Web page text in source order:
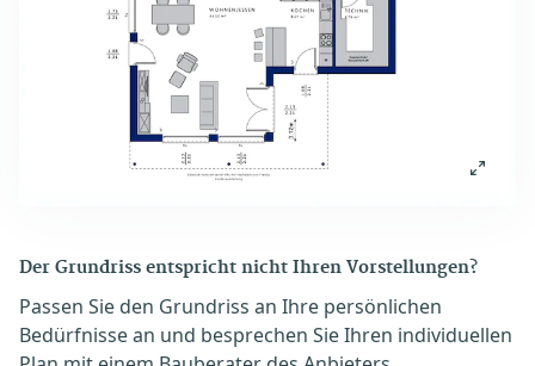
Der Grundriss entspricht nicht Ihren Vorstellungen?
Passen Sie den Grundriss an Ihre persönlichen
Bedürfnisse an und besprechen Sie Ihren individuellen